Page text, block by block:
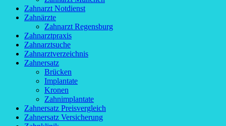
Zahnarzt Notdienst
Zahnärzte
Zahnarzt Regensburg
Zahnarztpraxis
Zahnarztsuche
Zahnarztverzeichnis
Zahnersatz
Brücken
Implantate
Kronen
Zahnimplantate
Zahnersatz Preisvergleich
Zahnersatz Versicherung